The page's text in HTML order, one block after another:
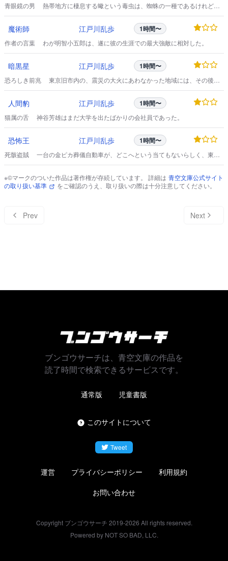
青眼鏡の男 熱帯地方に棲息する蠍という毒虫は、蜘蛛の一種であるけれど、
魔術師 江戸川乱歩 1時間〜
作者の言葉 わが明智小五郎は、遂に彼の生涯での最大強敵に相対した。
暗黒星 江戸川乱歩 1時間〜
恐ろしき前兆 東京旧市内の、震災の大火にあわなかった地域には、その後発
人間豹 江戸川乱歩 1時間〜
猫属の舌 神谷芳雄はまだ大学を出たばかりの会社員であった。
恐怖王 江戸川乱歩 1時間〜
死骸盗賊 一台の金ピカ葬儀自動車が、どこへという当てもないらしく、東京
※©マークのついた作品は著作権が存続しています。 詳細は 青空文庫公式サイト
の取り扱い基準
をご確認のうえ、取り扱いの際は十分注意してください。
Prev Next
ブンゴウサーチは、青空文庫の作品を
読了時間で検索できるサービスです。
通常版 児童書版
このサイトについて
Tweet
運営 プライバシーポリシー
利用規約
お問い合わせ
Copyright ブンゴウサーチ 2019-2026 All rights reserved.
Powered by NOT SO BAD, LLC.